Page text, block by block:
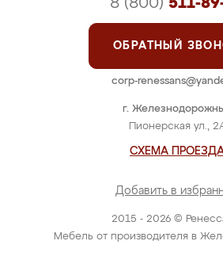
2015 - 2026 ©
Мебель от производителя в
г.
Пионерская ул.,
СХЕМА
Добавить в
8 (800) 511-
ОБРАТНЫЙ
corp-